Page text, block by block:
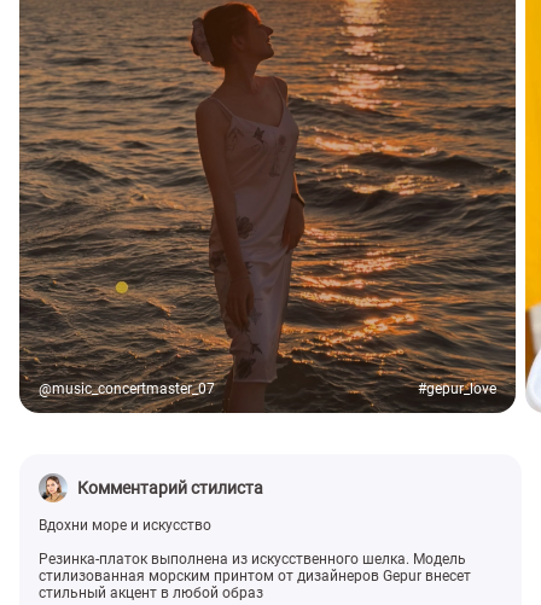
@music_concertmaster_07 #gepur_love
Комментарий стилиста
Вдохни море и искусство
Резинка-платок выполнена из искусственного шелка. Модель
стилизованная морским принтом от дизайнеров Gepur внесет
стильный акцент в любой образ